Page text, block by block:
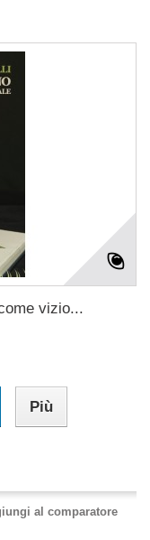
vizio...
Più
al comparatore